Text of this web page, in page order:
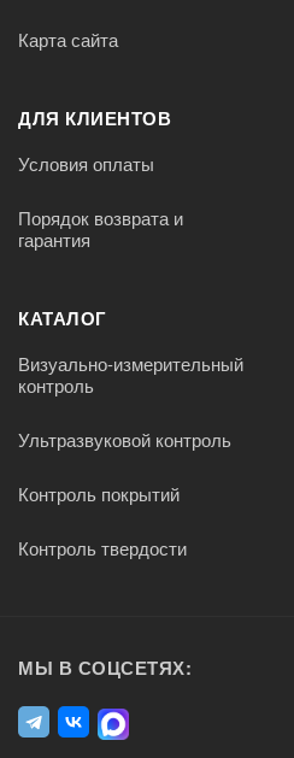
Карта сайта
ДЛЯ КЛИЕНТОВ
Условия оплаты
Порядок возврата и
гарантия
КАТАЛОГ
Визуально-измерительный
контроль
Ультразвуковой контроль
Контроль покрытий
Контроль твердости
МЫ В СОЦСЕТЯХ: